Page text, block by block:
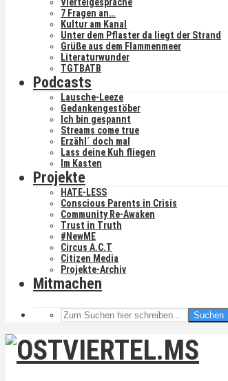
7 Fragen an…
Kultur am Kanal
Unter dem Pflaster da liegt der Strand
Grüße aus dem Flammenmeer
Literaturwunder
TGTBATB
Podcasts
Lausche-Leeze
Gedankengestöber
Ich bin gespannt
Streams come true
Erzähl´ doch mal
Lass deine Kuh fliegen
Im Kasten
Projekte
HATE-LESS
Conscious Parents in Crisis
Community Re-Awaken
Trust in Truth
#NewME
Circus A.C.T
Citizen Media
Projekte-Archiv
Mitmachen
Suchen